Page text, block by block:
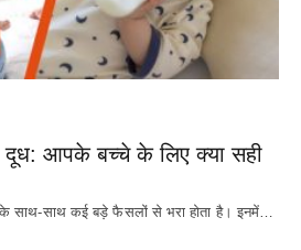
दूध: आपके बच्चे के लिए क्या सही
के साथ-साथ कई बड़े फैसलों से भरा होता है। इनमें…